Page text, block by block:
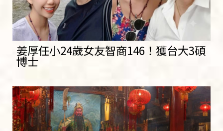
姜厚任小24歲女友智商146！獲台大3碩
博士